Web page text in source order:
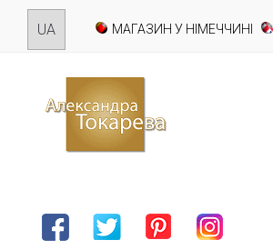
Skip
МАГАЗИН У НІМЕЧЧИНІ
FacebookTwitterPinterestInstagram